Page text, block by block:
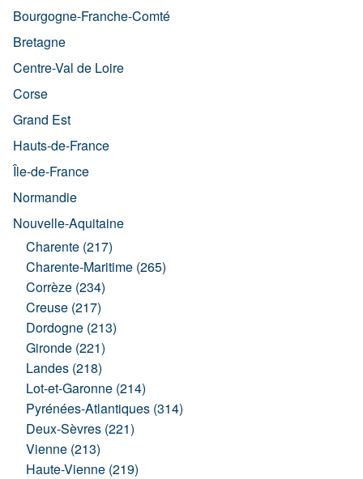
Bourgogne-Franche-Comté
Bretagne
Centre-Val de Loire
Corse
Grand Est
Hauts-de-France
Île-de-France
Normandie
Nouvelle-Aquitaine
Charente (217)
Charente-Maritime (265)
Corrèze (234)
Creuse (217)
Dordogne (213)
Gironde (221)
Landes (218)
Lot-et-Garonne (214)
Pyrénées-Atlantiques (314)
Deux-Sèvres (221)
Vienne (213)
Haute-Vienne (219)